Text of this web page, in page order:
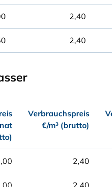
2,40
2,40
Verbrauchspreis
€/m³ (brutto)
2,40
2,40